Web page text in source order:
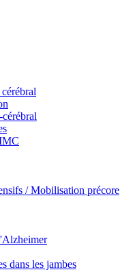
/ Mobilisation précore
dans les jambes